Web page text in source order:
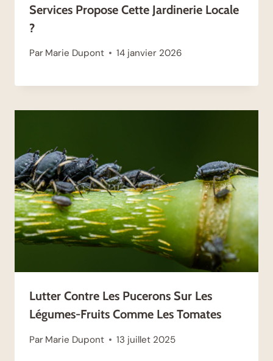
Services Propose Cette Jardinerie Locale
?
Par Marie Dupont 14 janvier 2026
Lutter Contre Les Pucerons Sur Les
Légumes-Fruits Comme Les Tomates
Par Marie Dupont 13 juillet 2025